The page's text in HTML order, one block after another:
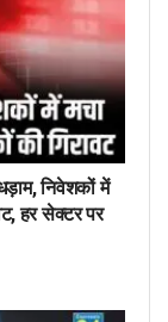
निवेशकों में
हर सेक्टर पर